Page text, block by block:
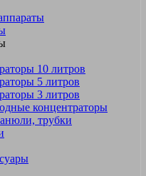
10 литров
5 литров
3 литров
концентраторы
трубки